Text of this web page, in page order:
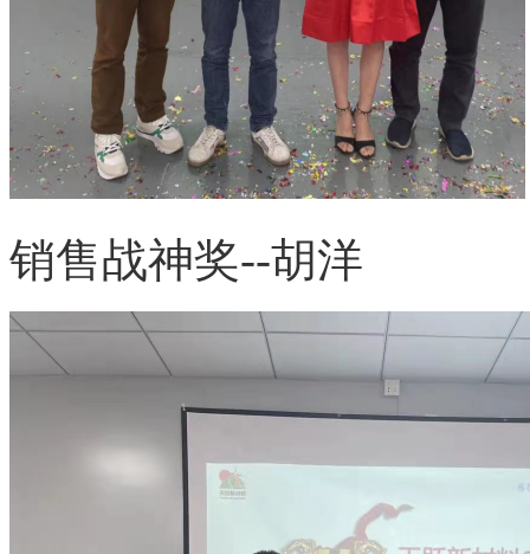
销售战神奖--胡洋